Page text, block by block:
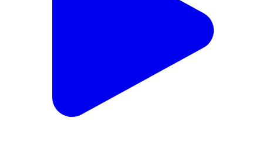
మేడ్చల్: మునిరాబాద్ లో శివాజీ మహారాజ్ చిత్రపటానికి